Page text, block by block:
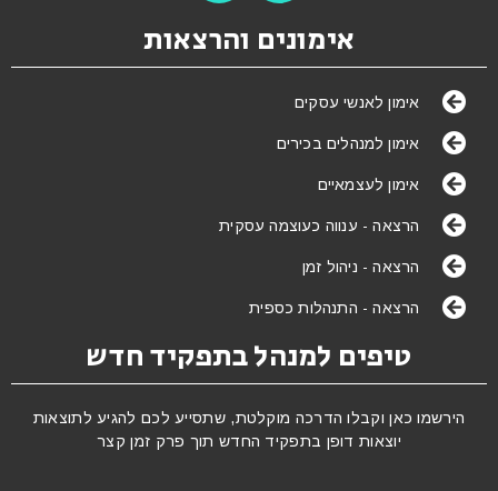
אימונים והרצאות
אימון לאנשי עסקים
אימון למנהלים בכירים
אימון לעצמאיים
הרצאה - ענווה כעוצמה עסקית
הרצאה - ניהול זמן
הרצאה - התנהלות כספית
טיפים למנהל בתפקיד חדש
הירשמו כאן וקבלו הדרכה מוקלטת, שתסייע לכם להגיע לתוצאות
יוצאות דופן בתפקיד החדש תוך פרק זמן קצר